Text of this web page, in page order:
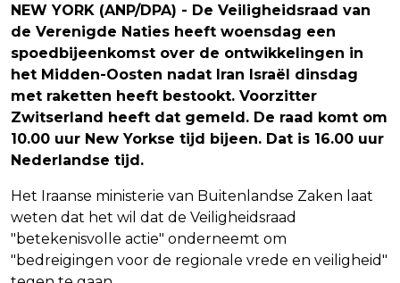
NEW YORK (ANP/DPA) - De Veiligheidsraad van
de Verenigde Naties heeft woensdag een
spoedbijeenkomst over de ontwikkelingen in
het Midden-Oosten nadat Iran Israël dinsdag
met raketten heeft bestookt. Voorzitter
Zwitserland heeft dat gemeld. De raad komt om
10.00 uur New Yorkse tijd bijeen. Dat is 16.00 uur
Nederlandse tijd.
Het Iraanse ministerie van Buitenlandse Zaken laat
weten dat het wil dat de Veiligheidsraad
"betekenisvolle actie" onderneemt om
"bedreigingen voor de regionale vrede en veiligheid"